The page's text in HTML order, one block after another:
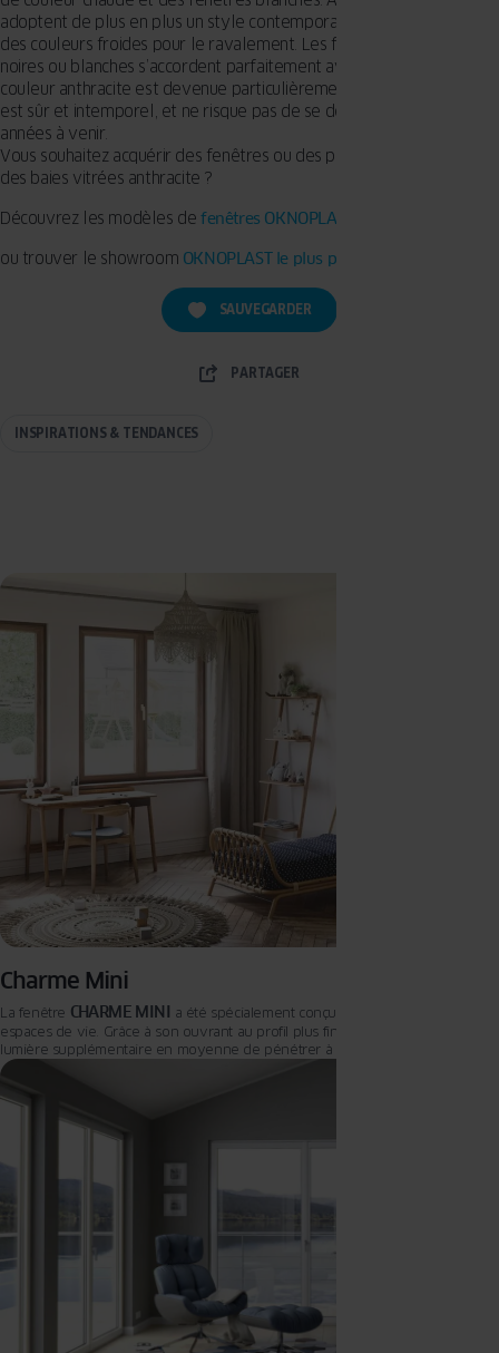
adoptent de plus en plus un style contemporain et minimaliste, avec
des couleurs froides pour le ravalement. Les fenêtres anthracite,
noires ou blanches s’accordent parfaitement avec ces couleurs, et la
couleur anthracite est devenue particulièrement populaire. Ce choix
est sûr et intemporel, et ne risque pas de se démoder dans les
années à venir.
Vous souhaitez acquérir des fenêtres ou des portes extérieures et
des baies vitrées anthracite ?
Découvrez les modèles de fenêtres OKNOPLAST >>
ou trouver le showroom OKNOPLAST le plus proche >>
SAUVEGARDER
PARTAGER
INSPIRATIONS & TENDANCES
Charme Mini
La fenêtre CHARME MINI a été spécialement conçue pour illuminer vos
espaces de vie. Grâce à son ouvrant au profil plus fin, elle permet à 22% de
lumière supplémentaire en moyenne de pénétrer à l’intérieur, créant ainsi
une atmosphère lumineuse et accueillante. Avec son profil distinctif et exclusif
différents styles et types d’habitats, ajoutant une touche esthétique unique à
votre intérieur. De plus, la possibilité de personnaliser le profil avec la
technologie ColorFull fait de la fenêtre CHARME MINI un choix à la fois élégant